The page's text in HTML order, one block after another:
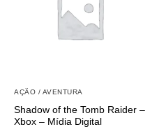
AÇÃO / AVENTURA
Shadow of the Tomb Raider –
Xbox – Mídia Digital